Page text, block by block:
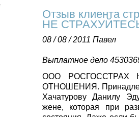
Отзыв клиента
НЕ
08 / 08 / 2011 Павел
Выплатное дело
ООО РОСГОССТРАХ
ОТНОШЕНИЯ.
Хачатурову Данилу
жене, которая при